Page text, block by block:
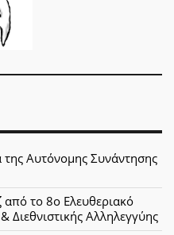
Αυτόνομης Συνάντησης
το 8ο Ελευθεριακό
Διεθνιστικής Αλληλεγγύης